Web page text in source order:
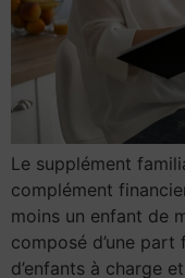
Le supplément
complément
moins un enfant de
composé d’une
d’enfants à charge